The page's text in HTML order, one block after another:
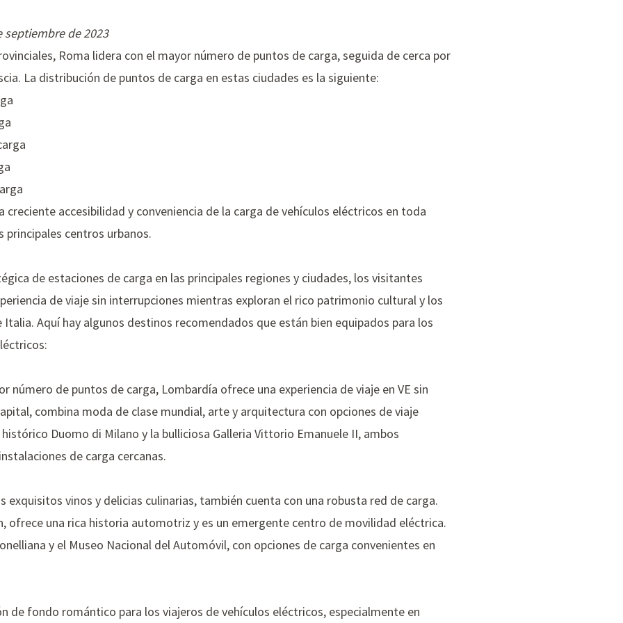
de 2023
Roma lidera con el mayor número de puntos de carga, seguida de cerca por
La distribución de puntos de carga en estas ciudades es la siguiente:
accesibilidad y conveniencia de la carga de vehículos eléctricos en toda
principales centros urbanos.
de estaciones de carga en las principales regiones y ciudades, los visitantes
de viaje sin interrupciones mientras exploran el rico patrimonio cultural y los
Aquí hay algunos destinos recomendados que están bien equipados para los
número de puntos de carga, Lombardía ofrece una experiencia de viaje en VE sin
combina moda de clase mundial, arte y arquitectura con opciones de viaje
histórico Duomo di Milano y la bulliciosa Galleria Vittorio Emanuele II, ambos
de carga cercanas.
exquisitos vinos y delicias culinarias, también cuenta con una robusta red de carga.
ofrece una rica historia automotriz y es un emergente centro de movilidad eléctrica.
y el Museo Nacional del Automóvil, con opciones de carga convenientes en
de fondo romántico para los viajeros de vehículos eléctricos, especialmente en